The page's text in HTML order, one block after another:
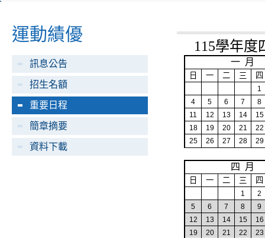
運動績優
訊息公告
招生名額
重要日程
簡章摘要
資料下載
115學年度
一 月
日 一 二 三 四
1
4
5 6 7
8
11
12 13 14
15
18
19 20 21
22
25
26 27 28 29
四 月
日 一 二 三 四
1
2
5
6 7 8
9
12
13 14 15
16
19
20 21 22
23